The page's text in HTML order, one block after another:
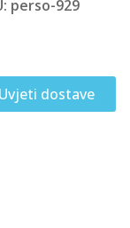
perso-929
Uvjeti dostave